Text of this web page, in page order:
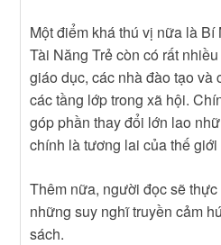
Một điểm khá thú vị nữa là
Tài Năng Trẻ còn có rất
giáo dục, các nhà đào tạo và
các tầng lớp trong xã hội.
góp phần thay đổi lớn lao
chính là tương lai của thế giới
Thêm nữa, người đọc sẽ
những suy nghĩ truyền cảm
sách.